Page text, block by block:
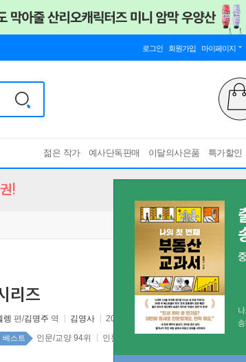
로그인 회원가입 마이페이지
젊은 작가 예사단독판매 이달의사은품 특가할인
!
리즈
렝 편/김명주 역 김영사 2026년 05월 29일
베스트 인문/교양 94위 인문/교양 top100 8주